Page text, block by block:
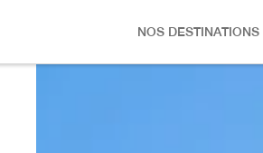
NOS DESTINATIONS